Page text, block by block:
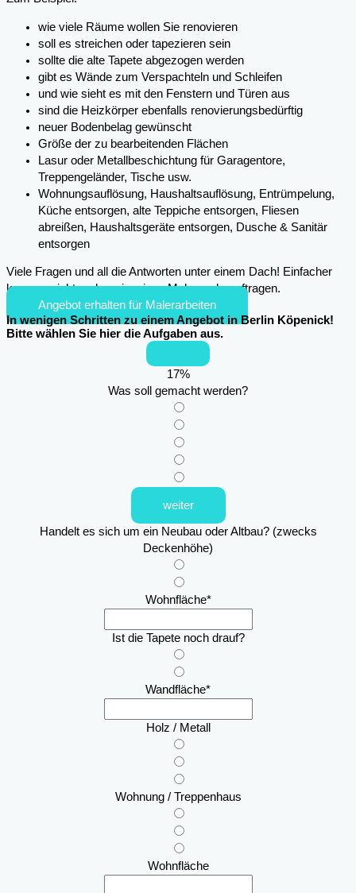
wie viele Räume wollen Sie renovieren
soll es streichen oder tapezieren sein
sollte die alte Tapete abgezogen werden
gibt es Wände zum Verspachteln und Schleifen
und wie sieht es mit den Fenstern und Türen aus
sind die Heizkörper ebenfalls renovierungsbedürftig
neuer Bodenbelag gewünscht
Größe der zu bearbeitenden Flächen
Lasur oder Metallbeschichtung für Garagentore,
Treppengeländer, Tische usw.
Wohnungsauflösung, Haushaltsauflösung, Entrümpelung,
Küche entsorgen, alte Teppiche entsorgen, Fliesen
abreißen, Haushaltsgeräte entsorgen, Dusche & Sanitär
entsorgen
Viele Fragen und all die Antworten unter einem Dach! Einfacher
kann es nicht mehr sein, einen Maler zu beauftragen.
Angebot erhalten für Malerarbeiten
In wenigen Schritten zu einem Angebot in Berlin Köpenick!
Bitte wählen Sie hier die Aufgaben aus.
17%
Was soll gemacht werden?
weiter
Handelt es sich um ein Neubau oder Altbau? (zwecks
Deckenhöhe)
Wohnfläche*
Ist die Tapete noch drauf?
Wandfläche*
Holz / Metall
Wohnung / Treppenhaus
Wohnfläche